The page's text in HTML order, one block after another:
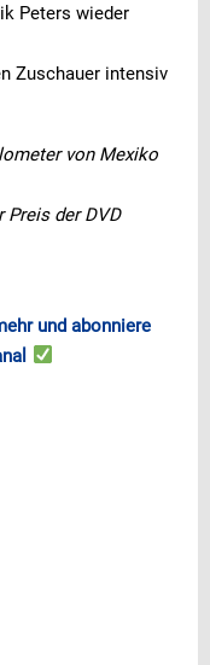
Peters wieder
Zuschauer intensiv
von Mexiko
Preis der DVD
und abonniere